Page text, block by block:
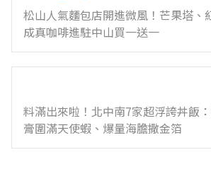
松山人氣麵包店開進微風！芒果塔、
成真咖啡進駐中山買一送一
料滿出來啦！北中南7家超浮誇丼飯
膏圍滿天使蝦、爆量海膽撒金箔